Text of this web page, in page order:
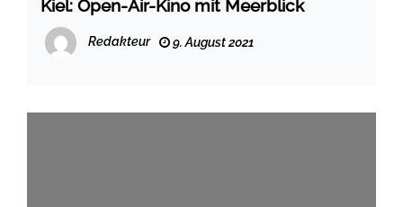
Kiel: Open-Air-Kino mit Meerblick
Redakteur 9. August 2021